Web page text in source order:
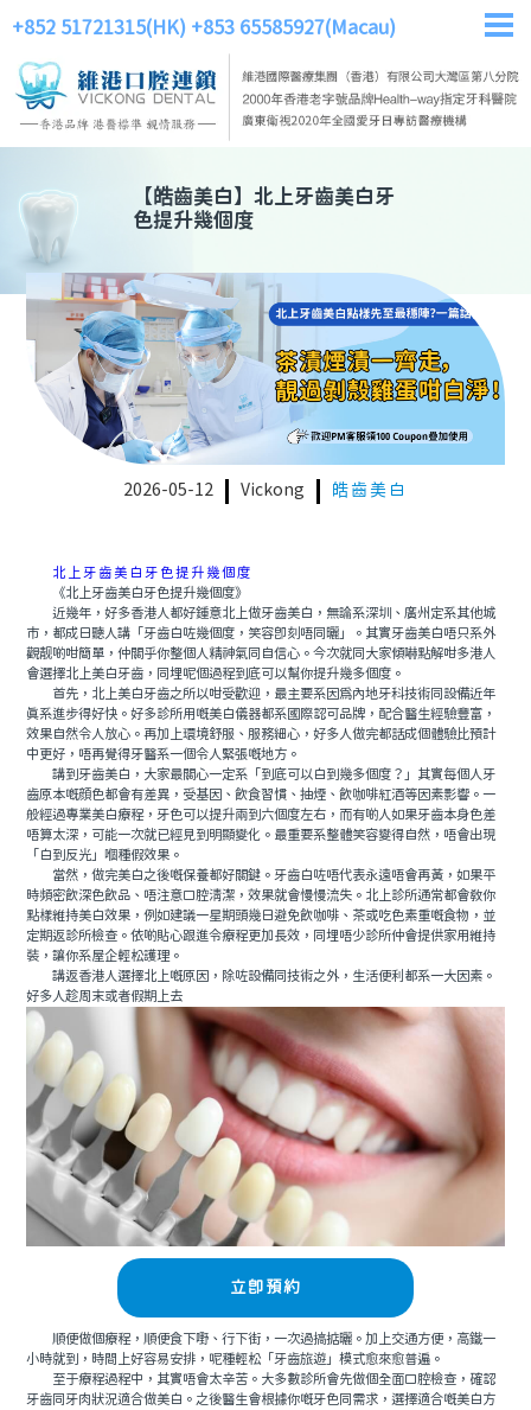
+852 51721315(HK) +853 65585927(Macau)
【皓齒美白】 北上牙齒美白牙
色提升幾個度
2026-05-12 Vickong 皓齒美白
北上牙齒美白牙色提升幾個度
《北上牙齒美白牙色提升幾個度》
近幾年，好多香港人都好鍾意北上做牙齒美白，無論系深圳、廣州定系其他城
市，都成日聽人講「牙齒白咗幾個度，笑容即刻唔同曬」。其實牙齒美白唔只系外
觀靓啲咁簡單，仲關乎你整個人精神氣同自信心。今次就同大家傾嚇點解咁多港人
會選擇北上美白牙齒，同埋呢個過程到底可以幫你提升幾多個度。
首先，北上美白牙齒之所以咁受歡迎，最主要系因爲內地牙科技術同設備近年
真系進步得好快。好多診所用嘅美白儀器都系國際認可品牌，配合醫生經驗豐富，
效果自然令人放心。再加上環境舒服、服務細心，好多人做完都話成個體驗比預計
中更好，唔再覺得牙醫系一個令人緊張嘅地方。
講到牙齒美白，大家最關心一定系「到底可以白到幾多個度？」其實每個人牙
齒原本嘅顔色都會有差異，受基因、飲食習慣、抽煙、飲咖啡紅酒等因素影響。一
般經過專業美白療程，牙色可以提升兩到六個度左右，而有啲人如果牙齒本身色差
唔算太深，可能一次就已經見到明顯變化。最重要系整體笑容變得自然，唔會出現
「白到反光」嗰種假效果。
當然，做完美白之後嘅保養都好關鍵。牙齒白咗唔代表永遠唔會再黃，如果平
時頻密飲深色飲品、唔注意口腔清潔，效果就會慢慢流失。北上診所通常都會教你
點樣維持美白效果，例如建議一星期頭幾日避免飲咖啡、茶或吃色素重嘅食物，並
定期返診所檢查。依啲貼心跟進令療程更加長效，同埋唔少診所仲會提供家用維持
裝，讓你系屋企輕松護理。
講返香港人選擇北上嘅原因，除咗設備同技術之外，生活便利都系一大因素。
好多人趁周末或者假期上去
立即預約
順便做個療程，順便食下嘢、行下街，一次過搞掂曬。加上交通方便，高鐵一
小時就到，時間上好容易安排，呢種輕松「牙齒旅遊」模式愈來愈普遍。
至于療程過程中，其實唔會太辛苦。大多數診所會先做個全面口腔檢查，確認
牙齒同牙肉狀況適合做美白。之後醫生會根據你嘅牙色同需求，選擇適合嘅美白方